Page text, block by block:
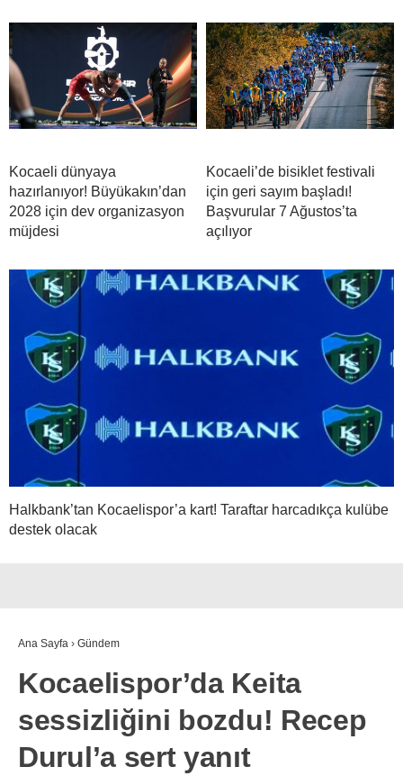
Kocaeli dünyaya
hazırlanıyor! Büyükakın’dan
2028 için dev organizasyon
müjdesi
Kocaeli’de bisiklet festivali
için geri sayım başladı!
Başvurular 7 Ağustos’ta
açılıyor
Halkbank’tan Kocaelispor’a kart! Taraftar harcadıkça kulübe
destek olacak
Ana Sayfa › Gündem
Kocaelispor’da Keita
sessizliğini bozdu! Recep
Durul’a sert yanıt